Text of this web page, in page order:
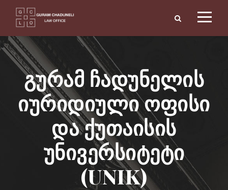
გურამ ჩადუნელის
იურიდიული ოფისი
და ქუთაისის
უნივერსიტეტი
(UNIK)